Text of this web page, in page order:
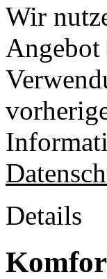
Wir
Angebot
Details